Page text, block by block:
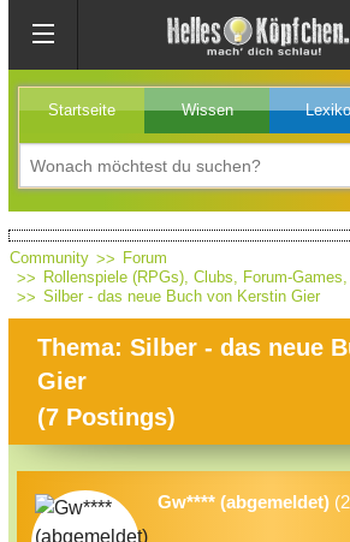
Startseite Wissen
Community
Forum
Rollenspiele (RPGs), Clubs, Forum-
Silber - das neue Buch von Kerstin Gier
Thema: Silber - das neue
Gier
(7 Postings)
Gw**** (abgemeldet)